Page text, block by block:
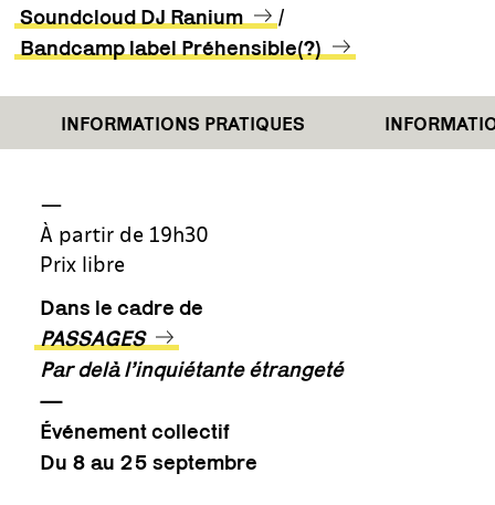
Soundcloud DJ Ranium /
Bandcamp label Préhensible(?)
INFORMATIONS PRATIQUES
—
À partir de 19h30
Prix libre
Dans le cadre de
PASSAGES
Par delà l’inquiétante étrangeté
—
Événement collectif
Du 8 au 25 septembre